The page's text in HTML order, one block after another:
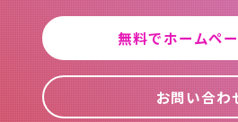
無料でホームペ
お問い合わ